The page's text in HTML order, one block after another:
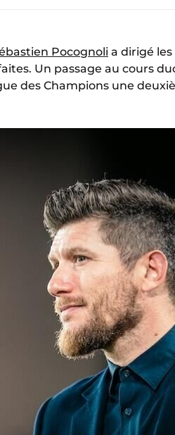
Pocognoli a dirigé les
Un passage au cours
des Champions une